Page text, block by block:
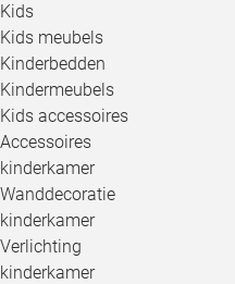
Kids
Kids meubels
Kinderbedden
Kindermeubels
Kids accessoires
Accessoires
kinderkamer
Wanddecoratie
kinderkamer
Verlichting
kinderkamer